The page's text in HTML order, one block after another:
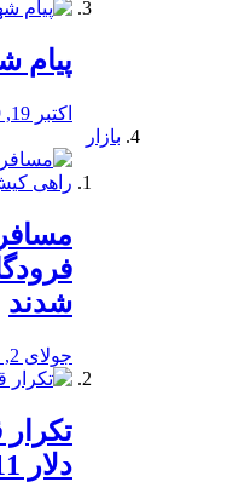
پیام
اکتبر 19, 2019
بازار
شدند
جولای 2, 2020
دلار 11 400